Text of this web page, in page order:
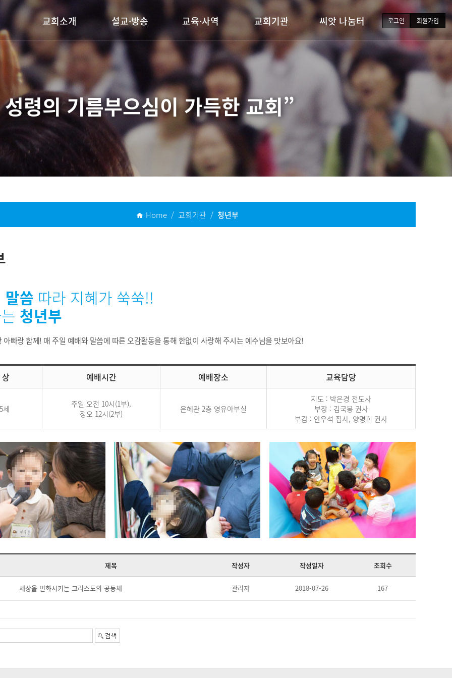
교회소개
담임목사 인사말
교회연혁
예배안내
섬기는 이들
찾아오시는길
설교·방송
행사동영상
교육·사역
전도사역
교회기관
유·초등부
장년부
씨앗 나눔터
새가족소개
포토갤러리
자유게시판
로그인 회원가입
령의 기름부으심이가득한 교회”
Home / 교회기관 / 청년부
말씀 따라 지혜가 쑥쑥!!
청년부
아빠랑 함께! 매 주일 예배와 말씀에 따른 오감활동을 통해 한없이 사랑해 주시는 예수님을 맛보아요!
예배시간 예배장소 교육담당
세
주일 오전 10시(1부),
정오 12시(2부)
은혜관 2층 영유아부실
지도 : 박은경 전도사
부장 : 김국봉 권사
부감 : 안우석 집사, 양명희 권사
제목 작성자 작성일자 조회수
세상을 변화시키는 그리스도의 공동체 관리자 2018-07-26 167